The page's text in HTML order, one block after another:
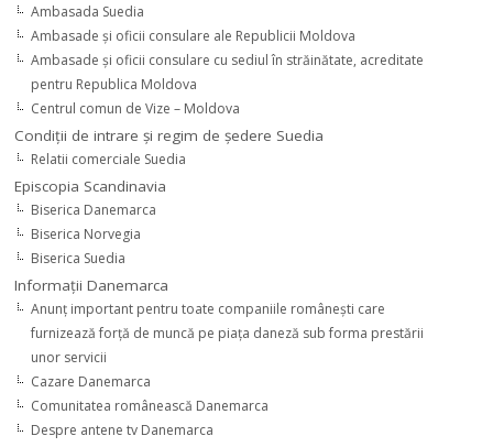
Ambasada Suedia
Ambasade şi oficii consulare ale Republicii Moldova
Ambasade şi oficii consulare cu sediul în străinătate, acreditate
pentru Republica Moldova
Centrul comun de Vize – Moldova
Condiţii de intrare şi regim de şedere Suedia
Relatii comerciale Suedia
Episcopia Scandinavia
Biserica Danemarca
Biserica Norvegia
Biserica Suedia
Informaţii Danemarca
Anunţ important pentru toate companiile româneşti care
furnizează forţă de muncă pe piaţa daneză sub forma prestării
unor servicii
Cazare Danemarca
Comunitatea românească Danemarca
Despre antene tv Danemarca